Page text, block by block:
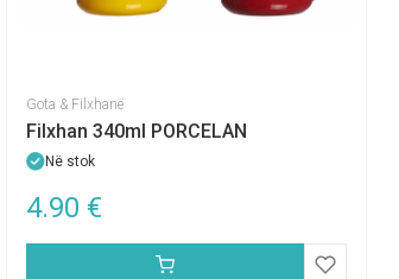
Gota & Filxhanë
Filxhan 340ml PORCELAN
Në stok
4.90 €